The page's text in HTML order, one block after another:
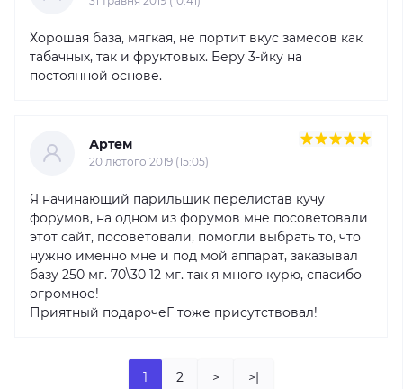
Хорошая база, мягкая, не портит вкус замесов как
табачных, так и фруктовых. Беру 3-йку на
постоянной основе.
Артем
20 лютого 2019 (15:05)
Я начинающий парильщик перелистав кучу
форумов, на одном из форумов мне посоветовали
этот сайт, посоветовали, помогли выбрать то, что
нужно именно мне и под мой аппарат, заказывал
базу 250 мг. 70\30 12 мг. так я много курю, спасибо
огромное!
Приятный подарочеГ тоже присутствовал!
1 2 > >|